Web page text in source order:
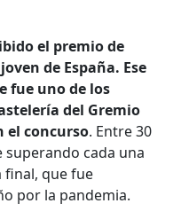
el premio de
de España. Ese
fue uno de los
del Gremio
el concurso. Entre 30
superando cada una
final, que fue
por la pandemia.